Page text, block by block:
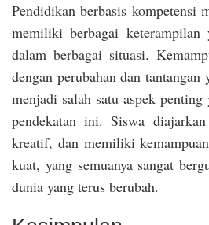
Pendidikan berbasis kompetensi
memiliki berbagai keterampilan
dalam berbagai situasi.
dengan perubahan dan
menjadi salah satu aspek
pendekatan ini. Siswa
kreatif, dan memiliki
kuat, yang semuanya sangat
dunia yang terus berubah.